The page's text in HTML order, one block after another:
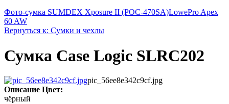
Фото-сумка SUMDEX Xposure II (POC-470SA)LowePro Apex
60 AW
Вернуться к: Сумки и чехлы
Сумка Case Logic SLRC202
pic_56ee8e342c9cf.jpg
Описание Цвет:
чёрный